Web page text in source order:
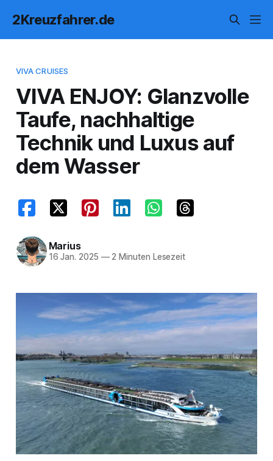
2Kreuzfahrer.de
VIVA CRUISES
VIVA ENJOY: Glanzvolle
Taufe, nachhaltige
Technik und Luxus auf
dem Wasser
Marius
16 Jan. 2025 —2 Minuten Lesezeit